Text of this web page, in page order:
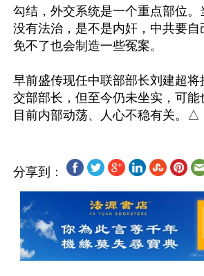
勾结，外交系统是一个重点部位。
没有法治，是不是内奸，中共要
免不了也会制造一些冤案。
早前盛传现任中联部部长刘建超
交部部长，但至今仍未坐实，可能
分享到：